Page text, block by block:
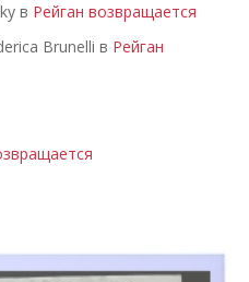
в Рейган возвращается
Brunelli в Рейган